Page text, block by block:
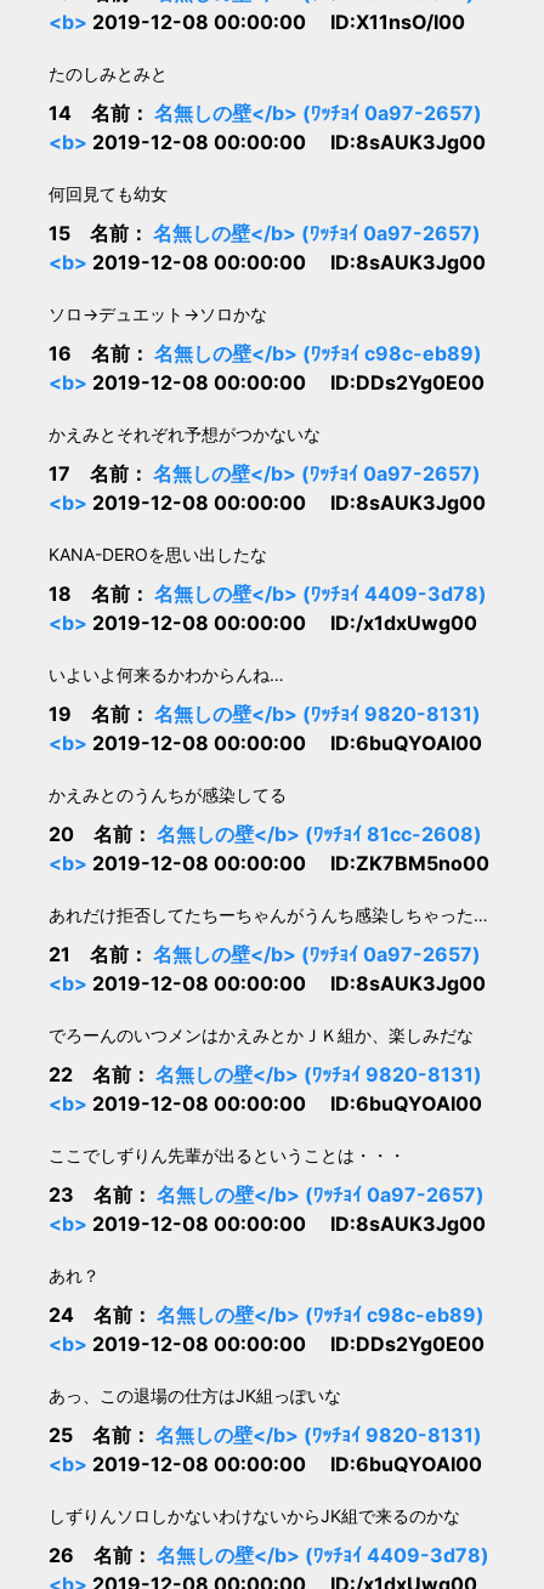
<b> 2019-12-08 00:00:00 ID:X11nsO/I00
たのしみとみと
14 名前： 名無しの壁</b> (ﾜｯﾁｮｲ 0a97-2657)
<b> 2019-12-08 00:00:00 ID:8sAUK3Jg00
何回見ても幼女
15 名前： 名無しの壁</b> (ﾜｯﾁｮｲ 0a97-2657)
<b> 2019-12-08 00:00:00 ID:8sAUK3Jg00
ソロ→デュエット→ソロかな
16 名前： 名無しの壁</b> (ﾜｯﾁｮｲ c98c-eb89)
<b> 2019-12-08 00:00:00 ID:DDs2Yg0E00
かえみとそれぞれ予想がつかないな
17 名前： 名無しの壁</b> (ﾜｯﾁｮｲ 0a97-2657)
<b> 2019-12-08 00:00:00 ID:8sAUK3Jg00
KANA-DEROを思い出したな
18 名前： 名無しの壁</b> (ﾜｯﾁｮｲ 4409-3d78)
<b> 2019-12-08 00:00:00 ID:/x1dxUwg00
いよいよ何来るかわからんね…
19 名前： 名無しの壁</b> (ﾜｯﾁｮｲ 9820-8131)
<b> 2019-12-08 00:00:00 ID:6buQYOAI00
かえみとのうんちが感染してる
20 名前： 名無しの壁</b> (ﾜｯﾁｮｲ 81cc-2608)
<b> 2019-12-08 00:00:00 ID:ZK7BM5no00
あれだけ拒否してたちーちゃんがうんち感染しちゃった…
21 名前： 名無しの壁</b> (ﾜｯﾁｮｲ 0a97-2657)
<b> 2019-12-08 00:00:00 ID:8sAUK3Jg00
でろーんのいつメンはかえみとかＪＫ組か、楽しみだな
22 名前： 名無しの壁</b> (ﾜｯﾁｮｲ 9820-8131)
<b> 2019-12-08 00:00:00 ID:6buQYOAI00
ここでしずりん先輩が出るということは・・・
23 名前： 名無しの壁</b> (ﾜｯﾁｮｲ 0a97-2657)
<b> 2019-12-08 00:00:00 ID:8sAUK3Jg00
あれ？
24 名前： 名無しの壁</b> (ﾜｯﾁｮｲ c98c-eb89)
<b> 2019-12-08 00:00:00 ID:DDs2Yg0E00
あっ、この退場の仕方はJK組っぽいな
25 名前： 名無しの壁</b> (ﾜｯﾁｮｲ 9820-8131)
<b> 2019-12-08 00:00:00 ID:6buQYOAI00
しずりんソロしかないわけないからJK組で来るのかな
26 名前： 名無しの壁</b> (ﾜｯﾁｮｲ 4409-3d78)
<b> 2019-12-08 00:00:00 ID:/x1dxUwg00